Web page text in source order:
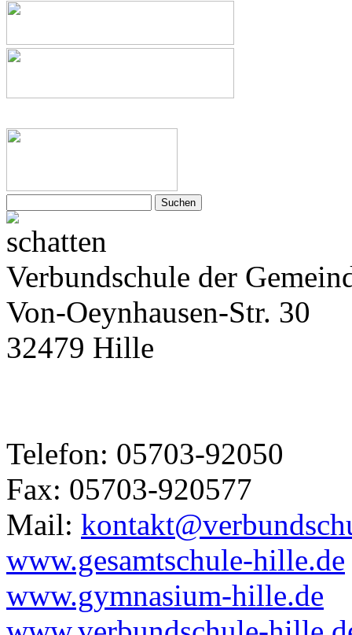
nach:
Verbundschule der
Von-Oeynhausen-Str. 30
32479 Hille
Telefon: 05703-92050
Fax: 05703-920577
Mail:
www.gesamtschule-hille.de
www.gymnasium-hille.de